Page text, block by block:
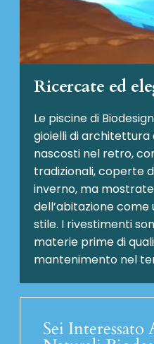
Ricercate ed
Le piscine di
gioielli di architettura
nascosti nel retro,
tradizionali, coperte
inverno, ma
dell’abitazione
stile. I rivestimenti
materie prime di
mantenimento nel
Sei Interessato